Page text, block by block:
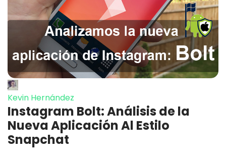
Kevin Hernández
Instagram Bolt: Análisis de la
Nueva Aplicación Al Estilo
Snapchat